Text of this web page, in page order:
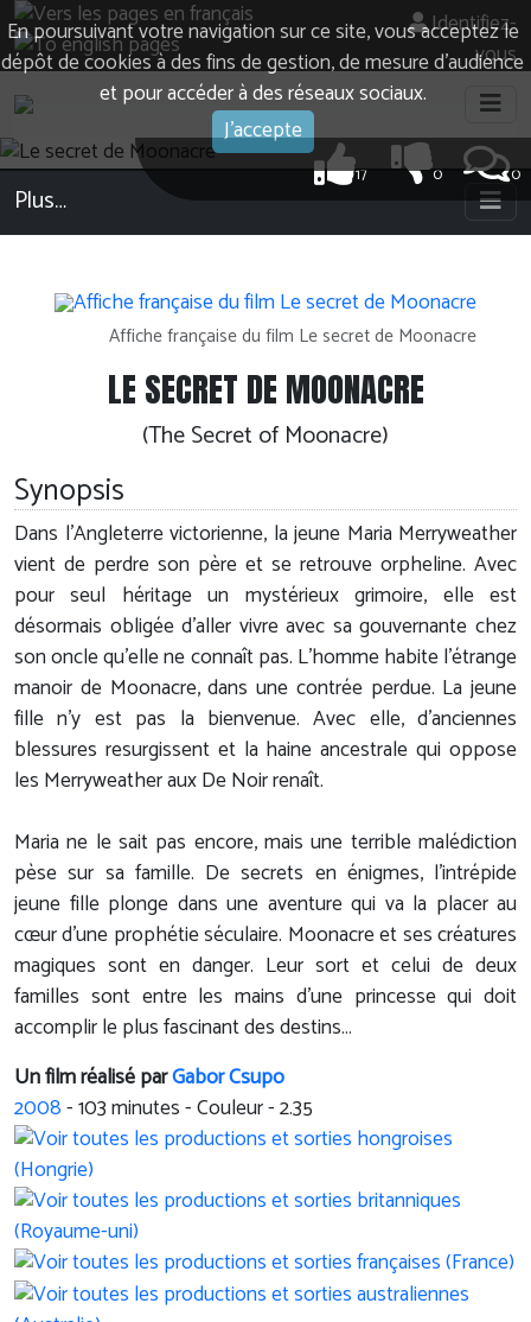
En poursuivant votre navigation sur ce site, vous acceptez le
dépôt de cookies à des fins de gestion, de mesure d’audience
et pour accéder à des réseaux sociaux.
J'accepte
Identifiez-
vous
0
0
17
Plus…
Affiche française du film Le secret de Moonacre
LE SECRET DE MOONACRE
(The Secret of Moonacre)
Synopsis
Dans l’Angleterre victorienne, la jeune Maria Merryweather
vient de perdre son père et se retrouve orpheline. Avec
pour seul héritage un mystérieux grimoire, elle est
désormais obligée d’aller vivre avec sa gouvernante chez
son oncle qu’elle ne connaît pas. L’homme habite l’étrange
manoir de Moonacre, dans une contrée perdue. La jeune
fille n’y est pas la bienvenue. Avec elle, d’anciennes
blessures resurgissent et la haine ancestrale qui oppose
les Merryweather aux De Noir renaît.
Maria ne le sait pas encore, mais une terrible malédiction
pèse sur sa famille. De secrets en énigmes, l’intrépide
jeune fille plonge dans une aventure qui va la placer au
cœur d’une prophétie séculaire. Moonacre et ses créatures
magiques sont en danger. Leur sort et celui de deux
familles sont entre les mains d’une princesse qui doit
accomplir le plus fascinant des destins…
Un film réalisé parGabor Csupo
2008-103minutes - Couleur - 2.35